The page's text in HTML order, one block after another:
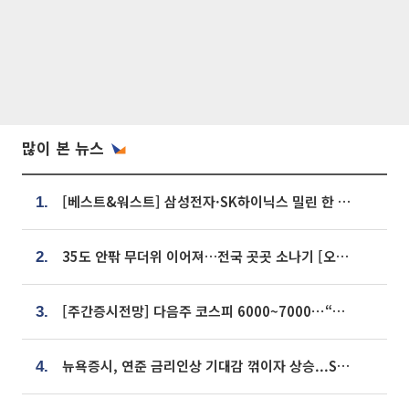
많이 본 뉴스
1. [베스트&워스트] 삼성전자·SK하이닉스 밀린 한 주…상상인증권은 85% 급등
2. 35도 안팎 무더위 이어져…전국 곳곳 소나기 [오늘 날씨]
3. [주간증시전망] 다음주 코스피 6000~7000⋯“外人 수급은 정책이 변수”
4. 뉴욕증시, 연준 금리인상 기대감 꺾이자 상승...S&P500 사상 최고치 [종합]